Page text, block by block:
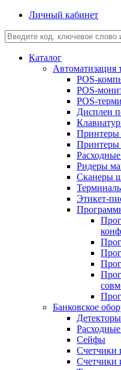
Личный кабинет
Каталог
Автоматизация
POS-
POS-
POS-
Дисплеи
Принтеры
Принтеры
Ридеры
Сканеры
Этикет-
Банковское
Сейфы
Счетчики
Счетчики